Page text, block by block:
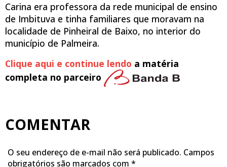
Carina era professora da rede municipal de ensino
de Imbituva e tinha familiares que moravam na
localidade de Pinheiral de Baixo, no interior do
município de Palmeira.
Clique aqui e continue lendo a matéria
completa no parceiro
COMENTAR
O seu endereço de e-mail não será publicado. Campos
obrigatórios são marcados com *